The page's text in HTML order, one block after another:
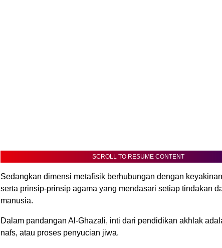
SCROLL TO RESUME CONTENT
Sedangkan dimensi metafisik berhubungan dengan
serta prinsip-prinsip agama yang mendasari setiap tindakan
manusia.
Dalam pandangan Al-Ghazali, inti dari pendidikan akhlak
nafs, atau proses penyucian jiwa.